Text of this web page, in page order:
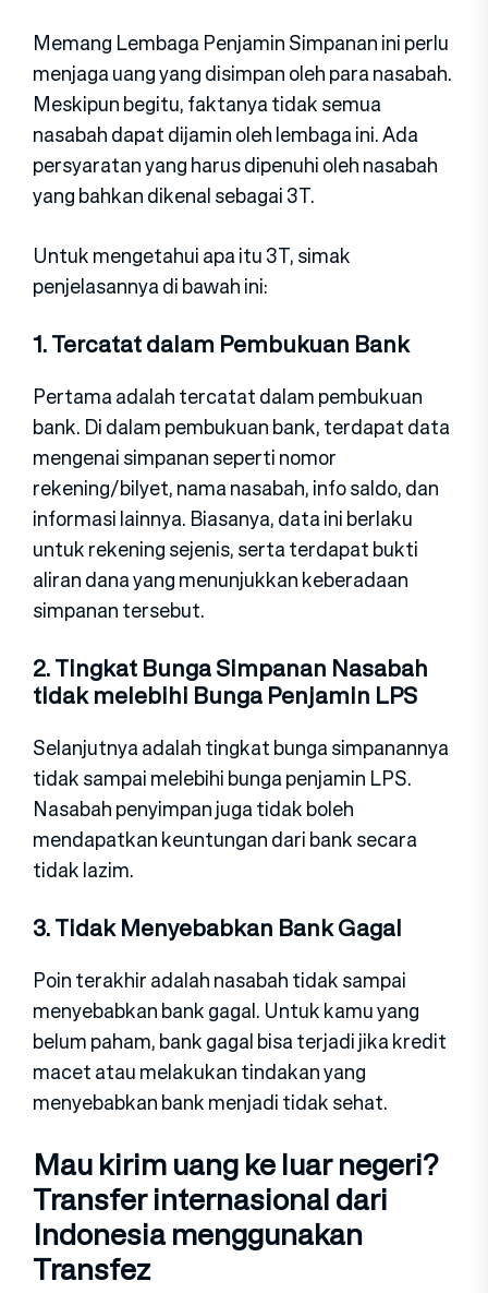
Memang Lembaga Penjamin Simpanan ini perlu
menjaga uang yang disimpan oleh para nasabah.
Meskipun begitu, faktanya tidak semua
nasabah dapat dijamin oleh lembaga ini. Ada
persyaratan yang harus dipenuhi oleh nasabah
yang bahkan dikenal sebagai 3T.
Untuk mengetahui apa itu 3T, simak
penjelasannya di bawah ini:
1. Tercatat dalam Pembukuan Bank
Pertama adalah tercatat dalam pembukuan
bank. Di dalam pembukuan bank, terdapat data
mengenai simpanan seperti nomor
rekening/bilyet, nama nasabah, info saldo, dan
informasi lainnya. Biasanya, data ini berlaku
untuk rekening sejenis, serta terdapat bukti
aliran dana yang menunjukkan keberadaan
simpanan tersebut.
2. Tingkat Bunga Simpanan Nasabah
tidak melebihi Bunga Penjamin LPS
Selanjutnya adalah tingkat bunga simpanannya
tidak sampai melebihi bunga penjamin LPS.
Nasabah penyimpan juga tidak boleh
mendapatkan keuntungan dari bank secara
tidak lazim.
3. Tidak Menyebabkan Bank Gagal
Poin terakhir adalah nasabah tidak sampai
menyebabkan bank gagal. Untuk kamu yang
belum paham, bank gagal bisa terjadi jika kredit
macet atau melakukan tindakan yang
menyebabkan bank menjadi tidak sehat.
Mau kirim uang ke luar negeri?
Transfer internasional dari
Indonesia menggunakan
Transfez